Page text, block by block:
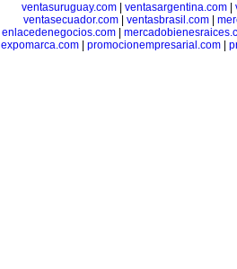
ventasuruguay.com| ventasargentina.com|
ventasecuador.com| ventasbrasil.com|
enlacedenegocios.com|
expomarca.com| promocionempresarial.com|